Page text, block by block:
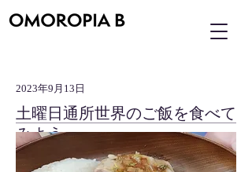
2023年9月13日
土曜日通所世界のご飯を食べて
みよう